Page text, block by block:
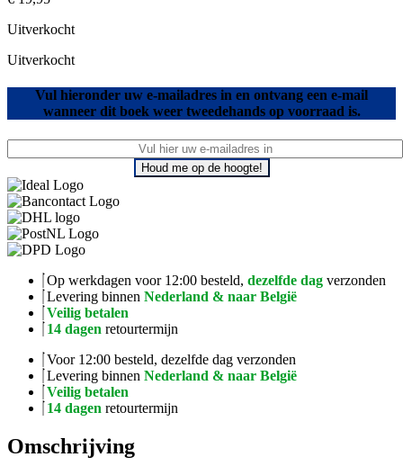
Uitverkocht
Uitverkocht
Vul hieronder uw e-mailadres in en ontvang een e-mail
wanneer dit boek weer tweedehands op voorraad is.
Houd me op de hoogte!
Op werkdagen voor 12:00 besteld, dezelfde dag verzonden
Levering binnen Nederland & naar België
Veilig betalen
14 dagen retourtermijn
Voor 12:00 besteld, dezelfde dag verzonden
Levering binnen Nederland & naar België
Veilig betalen
14 dagen retourtermijn
Omschrijving